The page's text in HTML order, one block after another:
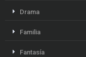
Drama
Familia
Fantasía